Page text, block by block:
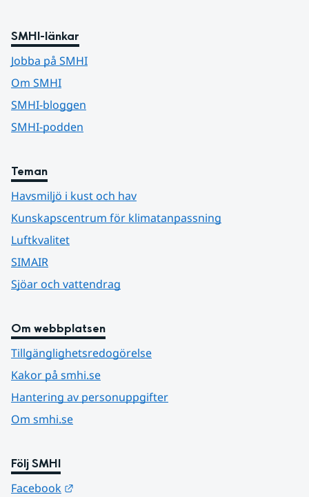
SMHI-länkar
Jobba på SMHI
Om SMHI
SMHI-bloggen
SMHI-podden
Teman
Havsmiljö i kust och hav
Kunskapscentrum för klimatanpassning
Luftkvalitet
SIMAIR
Sjöar och vattendrag
Om webbplatsen
Tillgänglighetsredogörelse
Kakor på smhi.se
Hantering av personuppgifter
Om smhi.se
Följ SMHI
Facebook